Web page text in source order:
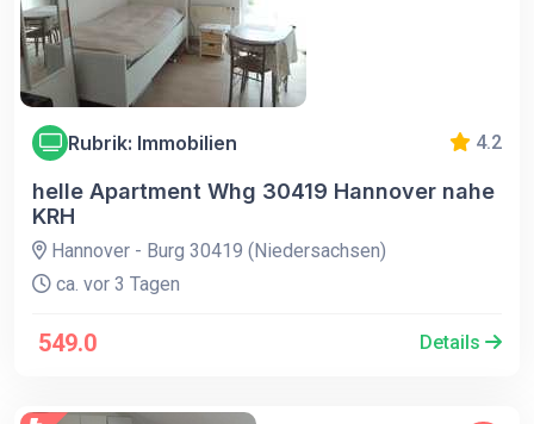
Rubrik: Immobilien 4.2
helle Apartment Whg 30419 Hannover nahe
KRH
Hannover - Burg 30419 (Niedersachsen)
ca. vor 3 Tagen
549.0 Details